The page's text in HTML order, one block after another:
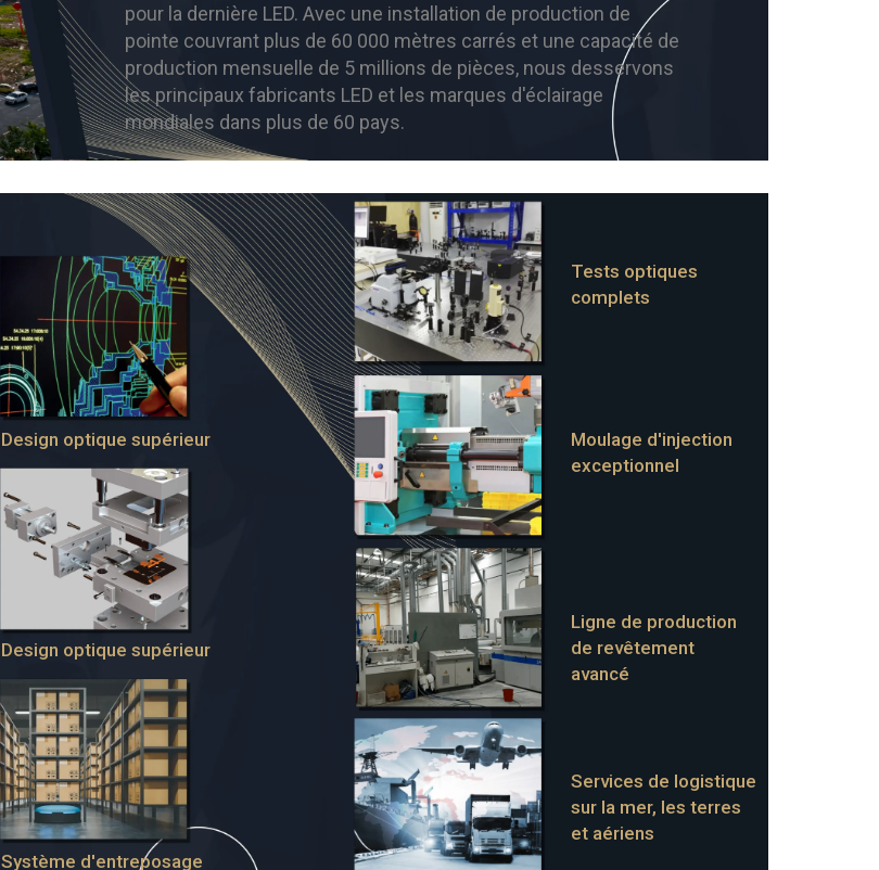
pour la dernière LED. Avec une installation de production de
pointe couvrant plus de 60 000 mètres carrés et une capacité de
production mensuelle de 5 millions de pièces, nous desservons
les principaux fabricants LED et les marques d'éclairage
mondiales dans plus de 60 pays.
Design optique supérieur
Design optique supérieur
Système d'entreposage
Tests optiques
complets
Moulage d'injection
exceptionnel
Ligne de production
de revêtement
avancé
Services de logistique
sur la mer, les terres
et aériens